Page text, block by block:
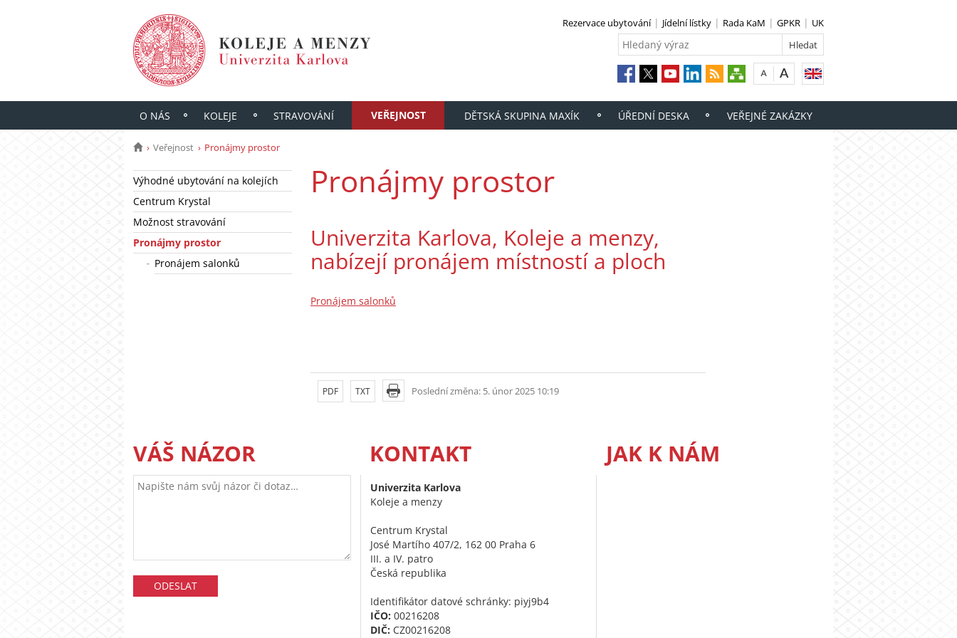
Rezervace ubytování Jídelní lístky Rada KaM GPKR UK
O NÁS KOLEJE STRAVOVÁNÍ VEŘEJNOST DĚTSKÁ SKUPINA MAXÍK ÚŘEDNÍ DESKA VEŘEJNÉ ZAKÁZKY
Veřejnost Pronájmy prostor
Výhodné ubytování na kolejích
Centrum Krystal
Možnost stravování
Pronájmy prostor
Pronájem salonků
Pronájmy prostor
Univerzita Karlova, Koleje a menzy,
nabízejí pronájem místností a ploch
Pronájem salonků
Poslední změna: 5. únor 2025 10:19
PDF TXT
VÁŠ NÁZOR KONTAKT
Univerzita Karlova
Koleje a menzy
Centrum Krystal
José Martího 407/2, 162 00 Praha 6
III. a IV. patro
Česká republika
Identifikátor datové schránky: piyj9b4
IČO: 00216208
DIČ: CZ00216208
JAK K NÁM